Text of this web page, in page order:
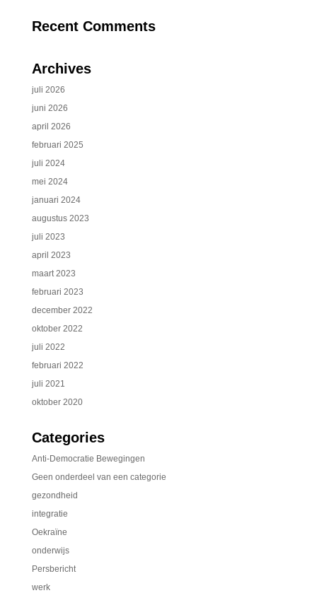
Recent Comments
Archives
juli 2026
juni 2026
april 2026
februari 2025
juli 2024
mei 2024
januari 2024
augustus 2023
juli 2023
april 2023
maart 2023
februari 2023
december 2022
oktober 2022
juli 2022
februari 2022
juli 2021
oktober 2020
Categories
Anti-Democratie Bewegingen
Geen onderdeel van een categorie
gezondheid
integratie
Oekraïne
onderwijs
Persbericht
werk